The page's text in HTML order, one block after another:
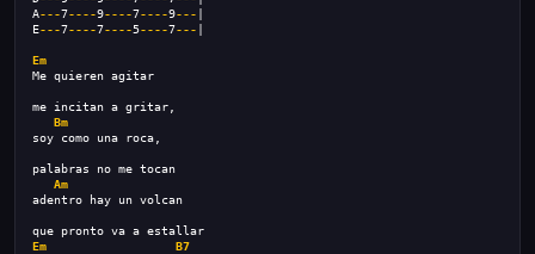
A---7----9----7----9---
E---7----7----5----7---
Em
Me quieren agitar
me incitan a gritar,
Bm
soy como una roca,
palabras no me tocan
Am
adentro hay un volcan
que pronto va a estallar
Em
B7